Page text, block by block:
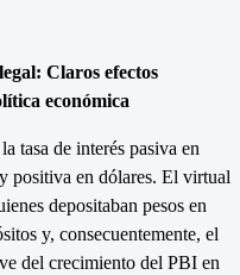
Claros efectos
económica
tasa de interés pasiva en
positiva en dólares. El virtual
depositaban pesos en
y, consecuentemente, el
del crecimiento del PBI en